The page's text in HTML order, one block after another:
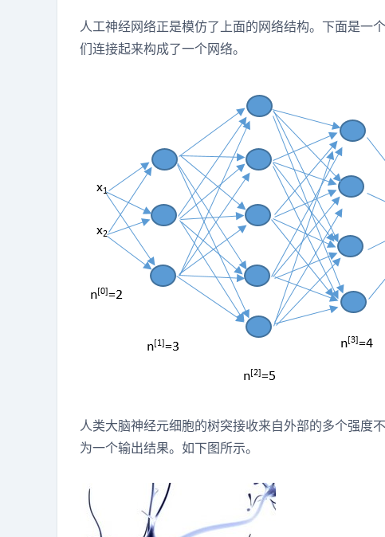
人工神经网络正是模仿了上面的网络结构。下面是一
们连接起来构成了一个网络。
人类大脑神经元细胞的树突接收来自外部的多个强度
为一个输出结果。如下图所示。